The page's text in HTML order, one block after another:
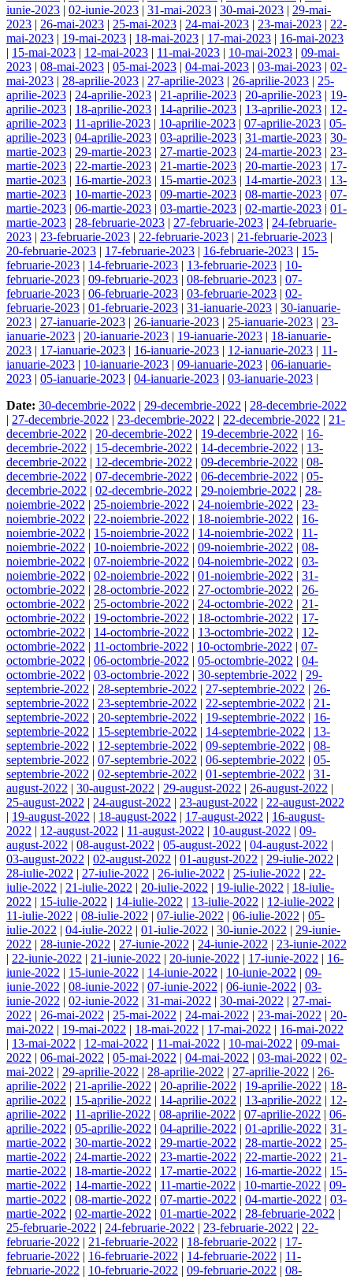
iunie-2023 | 02-iunie-2023 | 31-mai-2023 | 30-mai-2023 | 29-mai-
2023 | 26-mai-2023 | 25-mai-2023 | 24-mai-2023 | 23-mai-2023 | 22-
mai-2023 | 19-mai-2023 | 18-mai-2023 | 17-mai-2023 | 16-mai-2023
| 15-mai-2023 | 12-mai-2023 | 11-mai-2023 | 10-mai-2023 | 09-mai-
2023 | 08-mai-2023 | 05-mai-2023 | 04-mai-2023 | 03-mai-2023 | 02-
mai-2023 | 28-aprilie-2023 | 27-aprilie-2023 | 26-aprilie-2023 | 25-
aprilie-2023 | 24-aprilie-2023 | 21-aprilie-2023 | 20-aprilie-2023 | 19-
aprilie-2023 | 18-aprilie-2023 | 14-aprilie-2023 | 13-aprilie-2023 | 12-
aprilie-2023 | 11-aprilie-2023 | 10-aprilie-2023 | 07-aprilie-2023 | 05-
aprilie-2023 | 04-aprilie-2023 | 03-aprilie-2023 | 31-martie-2023 | 30-
martie-2023 | 29-martie-2023 | 27-martie-2023 | 24-martie-2023 | 23-
martie-2023 | 22-martie-2023 | 21-martie-2023 | 20-martie-2023 | 17-
martie-2023 | 16-martie-2023 | 15-martie-2023 | 14-martie-2023 | 13-
martie-2023 | 10-martie-2023 | 09-martie-2023 | 08-martie-2023 | 07-
martie-2023 | 06-martie-2023 | 03-martie-2023 | 02-martie-2023 | 01-
martie-2023 | 28-februarie-2023 | 27-februarie-2023 | 24-februarie-
2023 | 23-februarie-2023 | 22-februarie-2023 | 21-februarie-2023 |
20-februarie-2023 | 17-februarie-2023 | 16-februarie-2023 | 15-
februarie-2023 | 14-februarie-2023 | 13-februarie-2023 | 10-
februarie-2023 | 09-februarie-2023 | 08-februarie-2023 | 07-
februarie-2023 | 06-februarie-2023 | 03-februarie-2023 | 02-
februarie-2023 | 01-februarie-2023 | 31-ianuarie-2023 | 30-ianuarie-
2023 | 27-ianuarie-2023 | 26-ianuarie-2023 | 25-ianuarie-2023 | 23-
ianuarie-2023 | 20-ianuarie-2023 | 19-ianuarie-2023 | 18-ianuarie-
2023 | 17-ianuarie-2023 | 16-ianuarie-2023 | 12-ianuarie-2023 | 11-
ianuarie-2023 | 10-ianuarie-2023 | 09-ianuarie-2023 | 06-ianuarie-
2023 | 05-ianuarie-2023 | 04-ianuarie-2023 | 03-ianuarie-2023 |
Date: 30-decembrie-2022 | 29-decembrie-2022 | 28-decembrie-2022
| 27-decembrie-2022 | 23-decembrie-2022 | 22-decembrie-2022 | 21-
decembrie-2022 | 20-decembrie-2022 | 19-decembrie-2022 | 16-
decembrie-2022 | 15-decembrie-2022 | 14-decembrie-2022 | 13-
decembrie-2022 | 12-decembrie-2022 | 09-decembrie-2022 | 08-
decembrie-2022 | 07-decembrie-2022 | 06-decembrie-2022 | 05-
decembrie-2022 | 02-decembrie-2022 | 29-noiembrie-2022 | 28-
noiembrie-2022 | 25-noiembrie-2022 | 24-noiembrie-2022 | 23-
noiembrie-2022 | 22-noiembrie-2022 | 18-noiembrie-2022 | 16-
noiembrie-2022 | 15-noiembrie-2022 | 14-noiembrie-2022 | 11-
noiembrie-2022 | 10-noiembrie-2022 | 09-noiembrie-2022 | 08-
noiembrie-2022 | 07-noiembrie-2022 | 04-noiembrie-2022 | 03-
noiembrie-2022 | 02-noiembrie-2022 | 01-noiembrie-2022 | 31-
octombrie-2022 | 28-octombrie-2022 | 27-octombrie-2022 | 26-
octombrie-2022 | 25-octombrie-2022 | 24-octombrie-2022 | 21-
octombrie-2022 | 19-octombrie-2022 | 18-octombrie-2022 | 17-
octombrie-2022 | 14-octombrie-2022 | 13-octombrie-2022 | 12-
octombrie-2022 | 11-octombrie-2022 | 10-octombrie-2022 | 07-
octombrie-2022 | 06-octombrie-2022 | 05-octombrie-2022 | 04-
octombrie-2022 | 03-octombrie-2022 | 30-septembrie-2022 | 29-
septembrie-2022 | 28-septembrie-2022 | 27-septembrie-2022 | 26-
septembrie-2022 | 23-septembrie-2022 | 22-septembrie-2022 | 21-
septembrie-2022 | 20-septembrie-2022 | 19-septembrie-2022 | 16-
septembrie-2022 | 15-septembrie-2022 | 14-septembrie-2022 | 13-
septembrie-2022 | 12-septembrie-2022 | 09-septembrie-2022 | 08-
septembrie-2022 | 07-septembrie-2022 | 06-septembrie-2022 | 05-
septembrie-2022 | 02-septembrie-2022 | 01-septembrie-2022 | 31-
august-2022 | 30-august-2022 | 29-august-2022 | 26-august-2022 |
25-august-2022 | 24-august-2022 | 23-august-2022 | 22-august-2022
| 19-august-2022 | 18-august-2022 | 17-august-2022 | 16-august-
2022 | 12-august-2022 | 11-august-2022 | 10-august-2022 | 09-
august-2022 | 08-august-2022 | 05-august-2022 | 04-august-2022 |
03-august-2022 | 02-august-2022 | 01-august-2022 | 29-iulie-2022 |
28-iulie-2022 | 27-iulie-2022 | 26-iulie-2022 | 25-iulie-2022 | 22-
iulie-2022 | 21-iulie-2022 | 20-iulie-2022 | 19-iulie-2022 | 18-iulie-
2022 | 15-iulie-2022 | 14-iulie-2022 | 13-iulie-2022 | 12-iulie-2022 |
11-iulie-2022 | 08-iulie-2022 | 07-iulie-2022 | 06-iulie-2022 | 05-
iulie-2022 | 04-iulie-2022 | 01-iulie-2022 | 30-iunie-2022 | 29-iunie-
2022 | 28-iunie-2022 | 27-iunie-2022 | 24-iunie-2022 | 23-iunie-2022
| 22-iunie-2022 | 21-iunie-2022 | 20-iunie-2022 | 17-iunie-2022 | 16-
iunie-2022 | 15-iunie-2022 | 14-iunie-2022 | 10-iunie-2022 | 09-
iunie-2022 | 08-iunie-2022 | 07-iunie-2022 | 06-iunie-2022 | 03-
iunie-2022 | 02-iunie-2022 | 31-mai-2022 | 30-mai-2022 | 27-mai-
2022 | 26-mai-2022 | 25-mai-2022 | 24-mai-2022 | 23-mai-2022 | 20-
mai-2022 | 19-mai-2022 | 18-mai-2022 | 17-mai-2022 | 16-mai-2022
| 13-mai-2022 | 12-mai-2022 | 11-mai-2022 | 10-mai-2022 | 09-mai-
2022 | 06-mai-2022 | 05-mai-2022 | 04-mai-2022 | 03-mai-2022 | 02-
mai-2022 | 29-aprilie-2022 | 28-aprilie-2022 | 27-aprilie-2022 | 26-
aprilie-2022 | 21-aprilie-2022 | 20-aprilie-2022 | 19-aprilie-2022 | 18-
aprilie-2022 | 15-aprilie-2022 | 14-aprilie-2022 | 13-aprilie-2022 | 12-
aprilie-2022 | 11-aprilie-2022 | 08-aprilie-2022 | 07-aprilie-2022 | 06-
aprilie-2022 | 05-aprilie-2022 | 04-aprilie-2022 | 01-aprilie-2022 | 31-
martie-2022 | 30-martie-2022 | 29-martie-2022 | 28-martie-2022 | 25-
martie-2022 | 24-martie-2022 | 23-martie-2022 | 22-martie-2022 | 21-
martie-2022 | 18-martie-2022 | 17-martie-2022 | 16-martie-2022 | 15-
martie-2022 | 14-martie-2022 | 11-martie-2022 | 10-martie-2022 | 09-
martie-2022 | 08-martie-2022 | 07-martie-2022 | 04-martie-2022 | 03-
martie-2022 | 02-martie-2022 | 01-martie-2022 | 28-februarie-2022 |
25-februarie-2022 | 24-februarie-2022 | 23-februarie-2022 | 22-
februarie-2022 | 21-februarie-2022 | 18-februarie-2022 | 17-
februarie-2022 | 16-februarie-2022 | 14-februarie-2022 | 11-
februarie-2022 | 10-februarie-2022 | 09-februarie-2022 | 08-